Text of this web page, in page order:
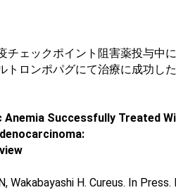
チェックポイント阻害薬投与中
トロンポパグにて治療に成功し
Anemia Successfully Treated
Wakabayashi H. Cureus. In